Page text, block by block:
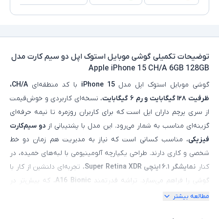
توضیحات تکمیلی گوشی موبایل استوک اپل دو سیم کارت مدل
Apple iPhone 15 CH/A 6GB 128GB
گوشی موبایل استوک اپل مدلiPhone 15 با کد منطقه‌ای
CH/A،
ظرفیت ۱۲۸ گیگابایت و رم ۶ گیگابایت
، نسخه‌ای کاربردی و خوش‌قیمت
از سری پرچم‌ داران اپل است که برای کاربران روزمره تا نیمه‌ حرفه‌ای
گزینه‌ای مناسب به شمار می‌رود. این مدل با پشتیبانی از دو سیم‌کارت
فیزیکی، مناسب کسانی است که نیاز به مدیریت هم‌ زمان دو خط
شخصی و کاری دارند. طراحی یکپارچه آلومینیومی با لبه‌های خمیده، در
کنار نمایشگر ۶.۱ اینچی Super Retina XDR
، تجربه‌ای دلنشین از کار با
گوشی را فراهم می‌سازد. تراشه قدرتمند
A16 Bionic
، که پیش‌تر در
مدل‌های پرو نسل قبل استفاده شده بود، عملکردی سریع و روان در
مطالعه بیشتر